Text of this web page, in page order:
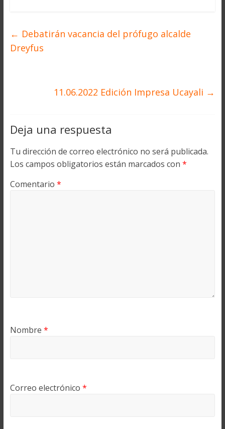
← Debatirán vacancia del prófugo alcalde
Dreyfus
11.06.2022 Edición Impresa Ucayali →
Deja una respuesta
Tu dirección de correo electrónico no será publicada.
Los campos obligatorios están marcados con *
Comentario *
Nombre *
Correo electrónico *